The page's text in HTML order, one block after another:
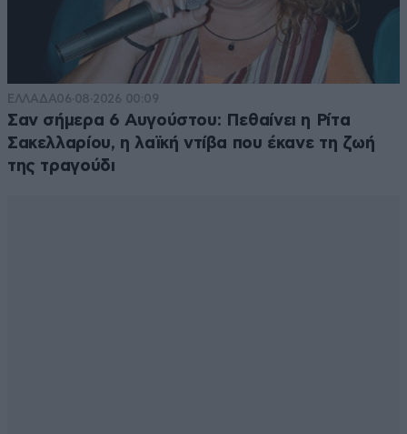
ΕΛΛΑΔΑ06·08·2026 00:09
Σαν σήμερα 6 Αυγούστου: Πεθαίνει η Ρίτα
Σακελλαρίου, η λαϊκή ντίβα που έκανε τη ζωή
της τραγούδι